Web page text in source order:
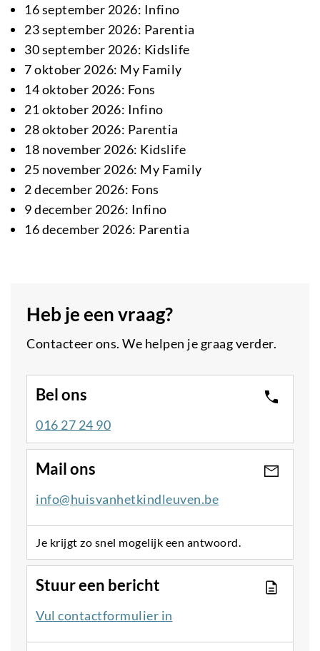
16 september 2026: Infino
23 september 2026: Parentia
30 september 2026: Kidslife
7 oktober 2026: My Family
14 oktober 2026: Fons
21 oktober 2026: Infino
28 oktober 2026: Parentia
18 november 2026: Kidslife
25 november 2026: My Family
2 december 2026: Fons
9 december 2026: Infino
16 december 2026: Parentia
Heb je een vraag?
Contacteer ons. We helpen je graag verder.
Bel ons
016 27 24 90
Mail ons
info@huisvanhetkindleuven.be
Je krijgt zo snel mogelijk een antwoord.
Stuur een bericht
Vul contactformulier in